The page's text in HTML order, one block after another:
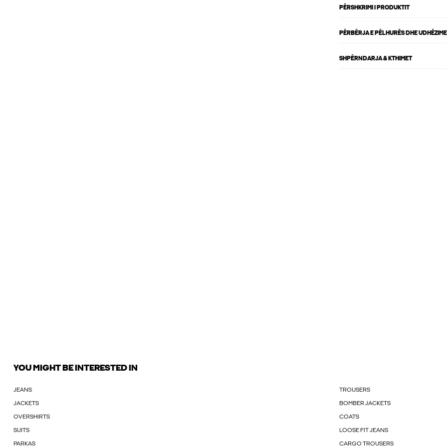
PËRSHKRIMI I PRODUKTIT
PËRBËRJA E PËLHURËS DHE
SHPËRNDARJA & KTHIMET
YOU MIGHT BE INTERESTED IN
JEANS TROUSERS
JACKETS BOMBER JACKETS
OVERSHIRTS COATS
SUITS LOOSE FIT JEANS
PARKAS CARGO TROUSERS